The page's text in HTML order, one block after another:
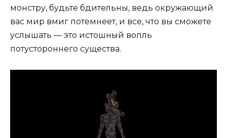
монстру, будьте бдительны, ведь окружающий
вас мир вмиг потемнеет, и все, что вы сможете
услышать — это истошный вопль
потустороннего существа.